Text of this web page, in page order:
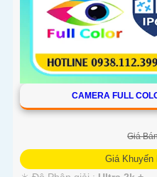
CAMERA FULL
Giá
Giá Khuyến